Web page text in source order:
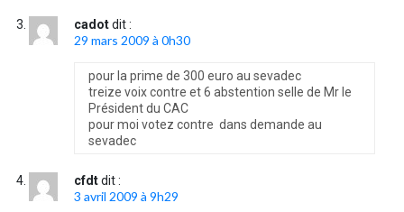
cadot dit :
29 mars 2009 à 0h30
pour la prime de 300 euro au sevadec
treize voix contre et 6 abstention selle de Mr le
Président du CAC
pour moi votez contre dans demande au
sevadec
cfdt dit :
3 avril 2009 à 9h29